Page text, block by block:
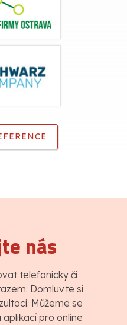
nás
telefonicky či
Domluvte si
Můžeme se
pro online